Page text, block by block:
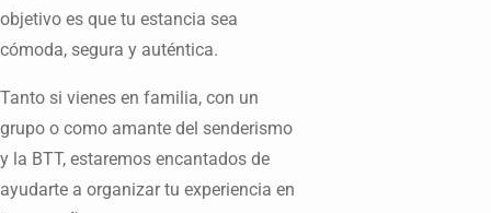
objetivo es que tu estancia sea
cómoda, segura y auténtica.
Tanto si vienes en familia, con un
grupo o como amante del senderismo
y la BTT, estaremos encantados de
ayudarte a organizar tu experiencia en